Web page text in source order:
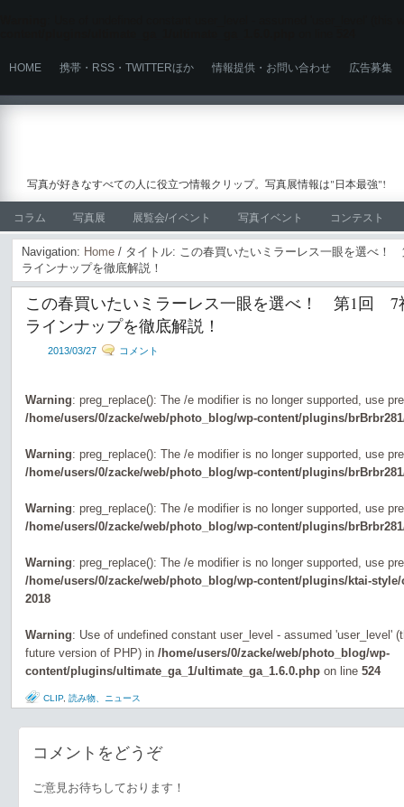
HOME 携帯・RSS・TWITTERほか 情報提供・お問い合わせ 広告募集
写真が好きなすべての人に役立つ情報クリップ。写真展情報は"日本最強"!
コラム 写真展 展覧会/イベント 写真イベント コンテスト
Navigation: Home / タイトル: この春買いたいミラーレス一眼を選べ
ラインナップを徹底解説！
この春買いたいミラーレス一眼を選べ！ 第1回 7
ラインナップを徹底解説！
2013/03/27 コメント
Warning: preg_replace(): The /e modifier is no longer supported, use
/home/users/0/zacke/web/photo_blog/wp-content/plugins/
Warning: preg_replace(): The /e modifier is no longer supported, use
/home/users/0/zacke/web/photo_blog/wp-content/plugins/
Warning: preg_replace(): The /e modifier is no longer supported, use
/home/users/0/zacke/web/photo_blog/wp-content/plugins/
Warning: preg_replace(): The /e modifier is no longer supported, use
/home/users/0/zacke/web/photo_blog/wp-content/plugins/ktai-
2018
Warning: Use of undefined constant user_level - assumed 'user_level'
future version of PHP) in /home/users/0/zacke/web/photo_blog/wp-
content/plugins/ultimate_ga_1/ultimate_ga_1.6.0.php on line 524
CLIP, 読み物、ニュース
コメントをどうぞ
ご意見お待ちしております！